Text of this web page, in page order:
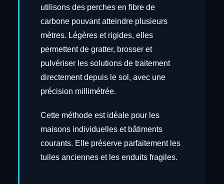
utilisons des perches en fibre de
carbone pouvant atteindre plusieurs
mètres. Légères et rigides, elles
permettent de gratter, brosser et
pulvériser les solutions de traitement
directement depuis le sol, avec une
précision millimétrée.
Cette méthode est idéale pour les
maisons individuelles et bâtiments
courants. Elle préserve parfaitement les
tuiles anciennes et les enduits fragiles.